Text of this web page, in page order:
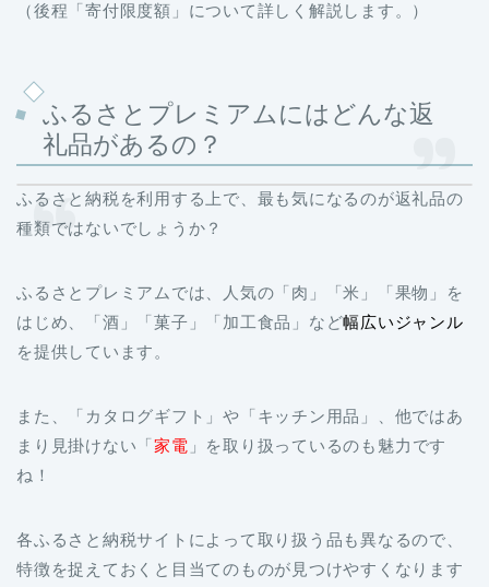
（後程「寄付限度額」について詳しく解説します。）
ふるさとプレミアムにはどんな返
礼品があるの？
ふるさと納税を利用する上で、最も気になるのが返礼品の
種類ではないでしょうか？
ふるさとプレミアムでは、人気の「肉」「米」「果物」を
はじめ、「酒」「菓子」「加工食品」など幅広いジャンル
を提供しています。
また、「カタログギフト」や「キッチン用品」、他ではあ
まり見掛けない「家電 」を取り扱っているのも魅力です
ね！
各ふるさと納税サイトによって取り扱う品も異なるので、
特徴を捉えておくと目当てのものが見つけやすくなります